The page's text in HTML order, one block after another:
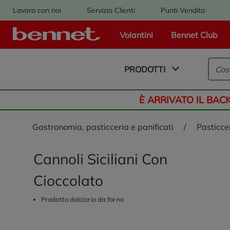
Lavora con noi Servizio Clienti Punti Vendita
Volantini Bennet Club
Logo Bennet - Torna alla homepage
PRODOTTI
È ARRIVATO IL
gastronomia, pasticceria e panificati /
Cannoli Siciliani Con
Cioccolato
Prodotto dolciario da forno